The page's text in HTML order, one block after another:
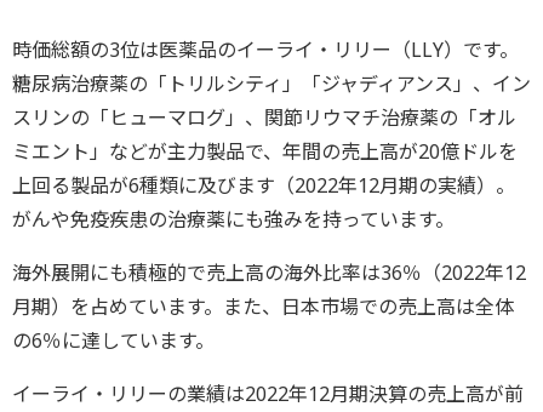
時価総額の3位は医薬品のイーライ・リリー（LLY）です。
糖尿病治療薬の「トリルシティ」「ジャディアンス」、イン
スリンの「ヒューマログ」、関節リウマチ治療薬の「オル
ミエント」などが主力製品で、年間の売上高が20億ドルを
上回る製品が6種類に及びます（2022年12月期の実績）。
がんや免疫疾患の治療薬にも強みを持っています。
海外展開にも積極的で売上高の海外比率は36％（2022年12
月期）を占めています。また、日本市場での売上高は全体
の6％に達しています。
イーライ・リリーの業績は2022年12月期決算の売上高が前